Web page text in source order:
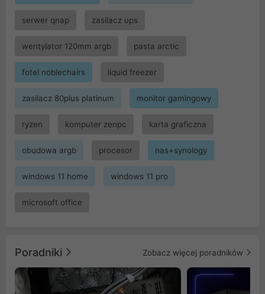
serwer qnap zasilacz ups
wentylator 120mm argb pasta arctic
fotel noblechairs liquid freezer
zasilacz 80plus platinum monitor gamingowy
ryzen komputer zenpc karta graficzna
obudowa argb procesor nas+synology
windows 11 home windows 11 pro
microsoft office
Poradniki Zobacz więcej poradników